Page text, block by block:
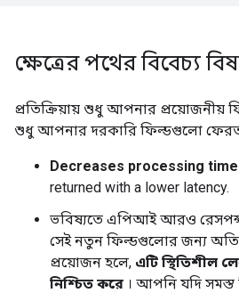
ক্ষেত্রের পথের বিবেচ্য
প্রতিক্রিয়ায় শুধু আপনার প্রয়োজনীয়
শুধু আপনার দরকারি ফিল্ডগুলো ফেরত
Decreases processing
returned with a lower latency.
ভবিষ্যতে এপিআই আরও
সেই নতুন ফিল্ডগুলোর জন্য
প্রয়োজন হলে, এটি স্থিতিশীল
নিশ্চিত করে । আপনি যদি সমস্ত